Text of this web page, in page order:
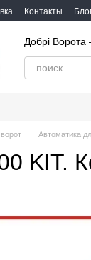
Контакты
Добрі
Автоматика
KIT.